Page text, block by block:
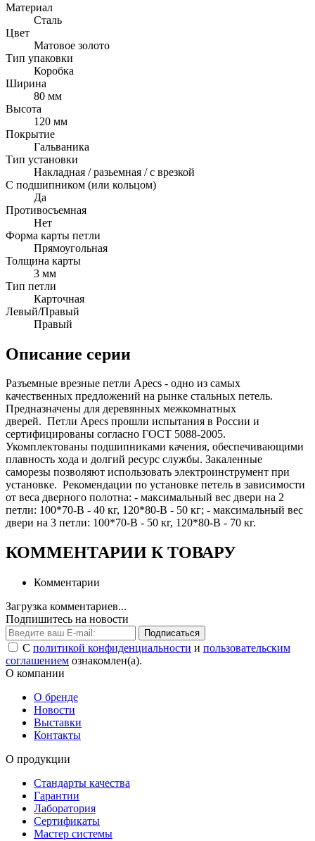
Материал
Сталь
Цвет
Матовое золото
Тип упаковки
Коробка
Ширина
80 мм
Высота
120 мм
Покрытие
Гальваника
Тип установки
Накладная / разьемная / с врезкой
С подшипником (или кольцом)
Да
Противосъемная
Нет
Форма карты петли
Прямоугольная
Толщина карты
3 мм
Тип петли
Карточная
Левый/Правый
Правый
Описание серии
Разъемные врезные петли Apecs - одно из самых
качественных предложений на рынке стальных петель.
Предназначены для деревянных межкомнатных
дверей. Петли Apecs прошли испытания в России и
сертифицированы согласно ГОСТ 5088-2005.
Укомплектованы подшипниками качения, обеспечивающими
плавность хода и долгий ресурс службы. Закаленные
саморезы позволяют использовать электроинструмент при
установке. Рекомендации по установке петель в зависимости
от веса дверного полотна: - максимальный вес двери на 2
петли: 100*70-B - 40 кг, 120*80-B - 50 кг; - максимальный вес
двери на 3 петли: 100*70-B - 50 кг, 120*80-B - 70 кг.
КОММЕНТАРИИ К ТОВАРУ
Комментарии
Загрузка комментариев...
Подпишитесь на новости
Подписаться
С политикой конфиденциальности и пользовательским
соглашением ознакомлен(а).
О компании
О бренде
Новости
Выставки
Контакты
О продукции
Стандарты качества
Гарантии
Лаборатория
Сертификаты
Мастер системы